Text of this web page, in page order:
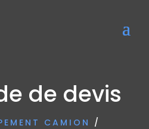
de devis
CAMION /